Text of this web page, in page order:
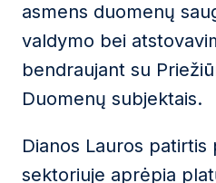
asmens duomenų
valdymo bei
bendraujant su
Duomenų subjektais.
Dianos Lauros patirtis
sektoriuje aprėpia